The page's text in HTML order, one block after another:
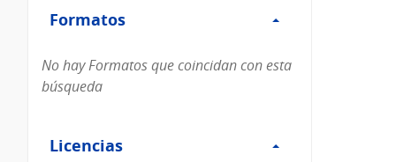
Formatos
Formatos
No hay Formatos que coincidan con esta
búsqueda
Licencias
Licencias